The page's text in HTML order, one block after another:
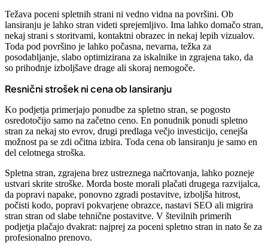
Težava poceni spletnih strani ni vedno vidna na površini. Ob
lansiranju je lahko stran videti sprejemljivo. Ima lahko domačo stran,
nekaj strani s storitvami, kontaktni obrazec in nekaj lepih vizualov.
Toda pod površino je lahko počasna, nevarna, težka za
posodabljanje, slabo optimizirana za iskalnike in zgrajena tako, da
so prihodnje izboljšave drage ali skoraj nemogoče.
Resnični strošek ni cena ob lansiranju
Ko podjetja primerjajo ponudbe za spletno stran, se pogosto
osredotočijo samo na začetno ceno. En ponudnik ponudi spletno
stran za nekaj sto evrov, drugi predlaga večjo investicijo, cenejša
možnost pa se zdi očitna izbira. Toda cena ob lansiranju je samo en
del celotnega stroška.
Spletna stran, zgrajena brez ustreznega načrtovanja, lahko pozneje
ustvari skrite stroške. Morda boste morali plačati drugega razvijalca,
da popravi napake, ponovno zgradi postavitve, izboljša hitrost,
počisti kodo, popravi pokvarjene obrazce, nastavi SEO ali migrira
stran stran od slabe tehnične postavitve. V številnih primerih
podjetja plačajo dvakrat: najprej za poceni spletno stran in nato še za
profesionalno prenovo.